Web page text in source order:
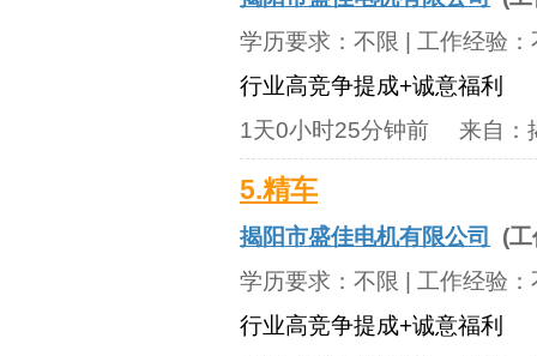
学历要求： 不限 | 工作经验：
行业高竞争提成+诚意福利
1天0小时25分钟前 来自：
5.精车
揭阳市盛佳电机有限公司
(
学历要求： 不限 | 工作经验：
行业高竞争提成+诚意福利